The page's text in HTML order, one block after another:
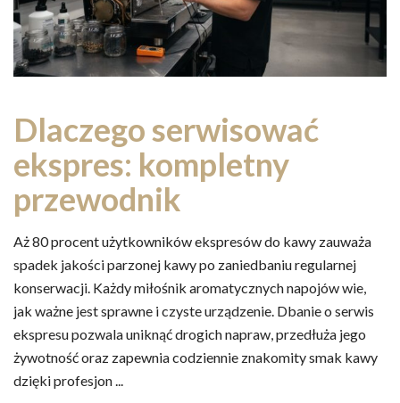
Dlaczego serwisować
ekspres: kompletny
przewodnik
Aż 80 procent użytkowników ekspresów do kawy zauważa
spadek jakości parzonej kawy po zaniedbaniu regularnej
konserwacji. Każdy miłośnik aromatycznych napojów wie,
jak ważne jest sprawne i czyste urządzenie. Dbanie o serwis
ekspresu pozwala uniknąć drogich napraw, przedłuża jego
żywotność oraz zapewnia codziennie znakomity smak kawy
dzięki profesjon ...